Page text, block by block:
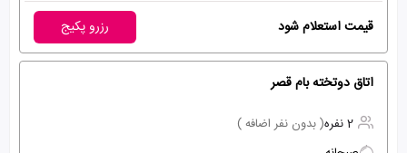
قیمت استعلام شود رزرو پکیج
اتاق دوتخته بام قصر
2 نفره
( بدون نفر اضافه )